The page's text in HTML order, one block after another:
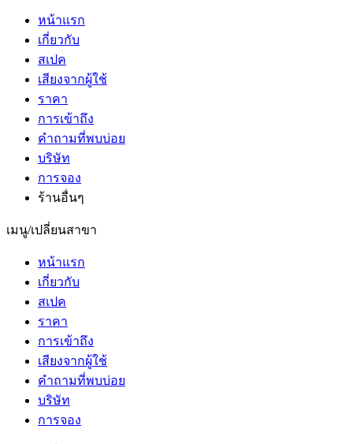
หน้าแรก
เกี่ยวกับ
สเปค
เสียงจากผู้ใช้
ราคา
การเข้าถึง
คำถามที่พบบ่อย
บริษัท
การจอง
ร้านอื่นๆ
เมนู/เปลี่ยนสาขา
หน้าแรก
เกี่ยวกับ
สเปค
ราคา
การเข้าถึง
เสียงจากผู้ใช้
คำถามที่พบบ่อย
บริษัท
การจอง